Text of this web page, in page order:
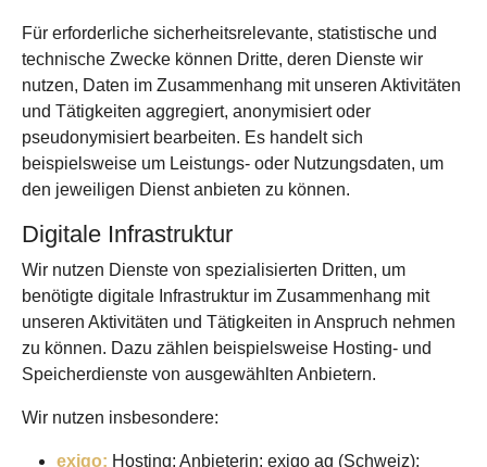
Für erforderliche sicherheitsrelevante, statistische und
technische Zwecke können Dritte, deren Dienste wir
nutzen, Daten im Zusammenhang mit unseren Aktivitäten
und Tätigkeiten aggregiert, anonymisiert oder
pseudonymisiert bearbeiten. Es handelt sich
beispielsweise um Leistungs- oder Nutzungsdaten, um
den jeweiligen Dienst anbieten zu können.
Digitale Infrastruktur
Wir nutzen Dienste von spezialisierten Dritten, um
benötigte digitale Infrastruktur im Zusammenhang mit
unseren Aktivitäten und Tätigkeiten in Anspruch nehmen
zu können. Dazu zählen beispielsweise Hosting- und
Speicherdienste von ausgewählten Anbietern.
Wir nutzen insbesondere:
exigo: Hosting; Anbieterin: exigo ag (Schweiz);